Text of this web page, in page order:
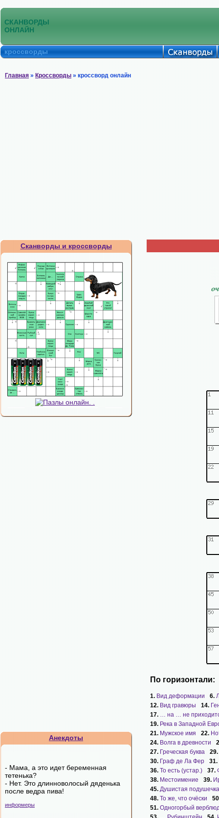
СКАНВОРДЫ
ОНЛАЙН
кроссворды
Главная » Кроссворды » кроссворд онлайн
Сканворды и кроссворды
Анекдоты
- Мама, а это идет беременная
тетенька?
- Нет. Это длинноволосый дяденька
после ведра пива!
информеры
По горизонтали:
1. Вид деформации 6.
12. Вид гравюры 14.
17. … на … не
19. Река в Западной
21. Мужское имя 22.
24. Волга в древности
27. Греческая буква
29.
30. Граф де Ла Фер
31.
36. То есть (устар.) 37.
38. Местоимение 39.
45. Душистая подушечка
48. То же, что очёски
51. Одногорбый